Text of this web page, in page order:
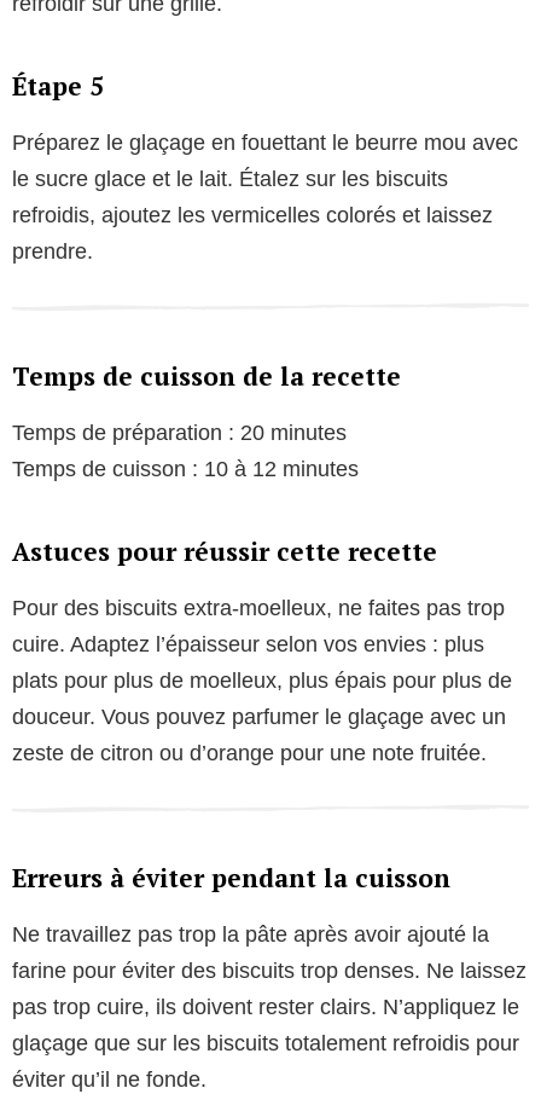
Étape 5
Préparez le glaçage en fouettant le beurre mou avec
le sucre glace et le lait. Étalez sur les biscuits
refroidis, ajoutez les vermicelles colorés et laissez
prendre.
Temps de cuisson de la recette
Temps de préparation : 20 minutes
Temps de cuisson : 10 à 12 minutes
Astuces pour réussir cette recette
Pour des biscuits extra-moelleux, ne faites pas trop
cuire. Adaptez l’épaisseur selon vos envies : plus
plats pour plus de moelleux, plus épais pour plus de
douceur. Vous pouvez parfumer le glaçage avec un
zeste de citron ou d’orange pour une note fruitée.
Erreurs à éviter pendant la cuisson
Ne travaillez pas trop la pâte après avoir ajouté la
farine pour éviter des biscuits trop denses. Ne laissez
pas trop cuire, ils doivent rester clairs. N’appliquez le
glaçage que sur les biscuits totalement refroidis pour
éviter qu’il ne fonde.